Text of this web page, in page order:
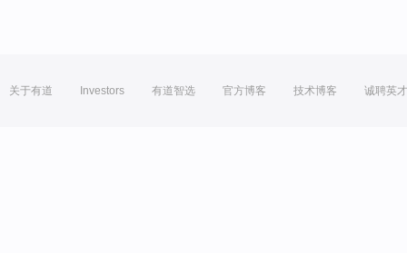
关于有道 Investors 有道智选 官方博客 技术博客 诚聘英才